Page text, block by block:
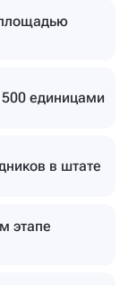
единицами
в штате
этапе